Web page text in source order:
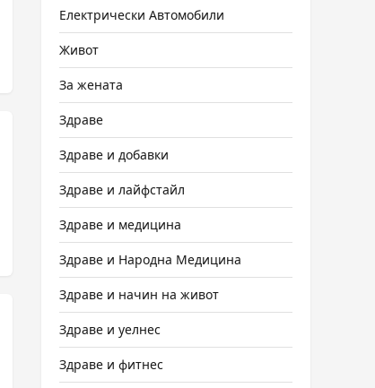
Електрически Автомобили
Живот
За жената
Здраве
Здраве и добавки
Здраве и лайфстайл
Здраве и медицина
Здраве и Народна Медицина
Здраве и начин на живот
Здраве и уелнес
Здраве и фитнес